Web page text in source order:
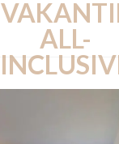
ALL-